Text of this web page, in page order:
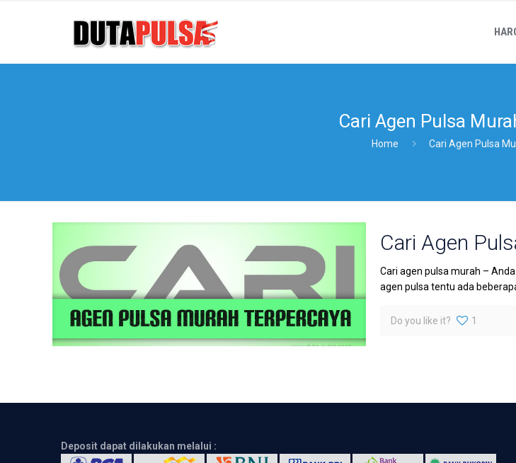
Cari Agen Pulsa
Home Cari Agen Pulsa
Cari Agen
Cari agen pulsa murah –
agen pulsa tentu ada
Do you like it? 1
Deposit dapat dilakukan melalui :